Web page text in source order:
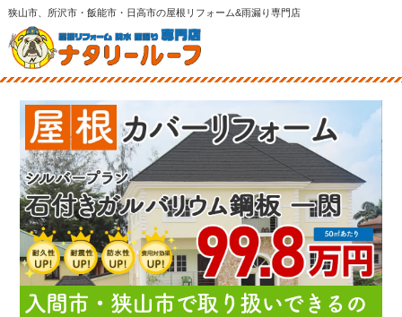
狭山市、所沢市・飯能市・日高市の屋根リフォーム&雨漏り専門店
入間市・狭山市で取り扱いできるの